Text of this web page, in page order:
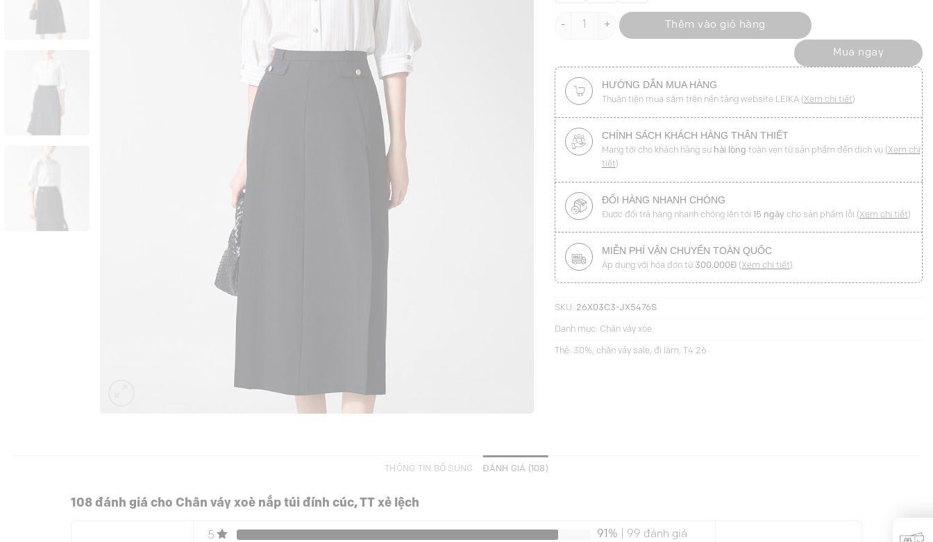
Chân váy xoè nắp túi đính cúc, TT xẻ lệch số lượng
Thêm vào giỏ hàng
Mua ngay
HƯỚNG DẪN MUA HÀNG
Thuận tiện mua sắm trên nền tảng website LEIKA (Xem chi tiết)
CHÍNH SÁCH KHÁCH HÀNG THÂN THIẾT
Mang tới cho khách hàng sự hài lòng toàn vẹn từ sản phẩm đến dịch vụ (Xem chi
tiết)
ĐỔI HÀNG NHANH CHÓNG
Được đổi trả hàng nhanh chóng lên tới 15 ngày cho sản phẩm lỗi (Xem chi tiết)
MIỄN PHÍ VẬN CHUYỂN TOÀN QUỐC
Áp dụng với hóa đơn từ 300.000Đ(Xem chi tiết)
SKU: 26X03C3-JX5476S
Danh mục: Chân váy xòe
Thẻ: 30%, chân váy sale, đi làm, T4 26
THÔNG TIN BỔ SUNG ĐÁNH GIÁ (108)
108 đánh giá cho Chân váy xoè nắp túi đính cúc, TT xẻ lệch
5 91% | 99 đánh giá